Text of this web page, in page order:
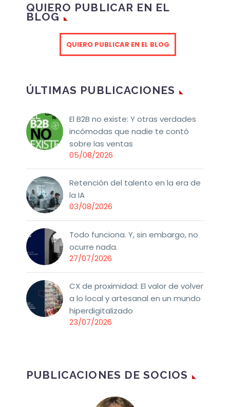
QUIERO PUBLICAR EN EL
BLOG
QUIERO PUBLICAR EN EL BLOG
ÚLTIMAS PUBLICACIONES
El B2B no existe: Y otras verdades
incómodas que nadie te contó
sobre las ventas
05/08/2026
Retención del talento en la era de
la IA
03/08/2026
Todo funciona. Y, sin embargo, no
ocurre nada.
27/07/2026
CX de proximidad: El valor de volver
a lo local y artesanal en un mundo
hiperdigitalizado
23/07/2026
PUBLICACIONES DE SOCIOS